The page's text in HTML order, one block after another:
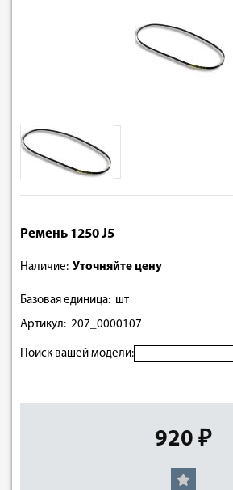
Ремень 1250 J5
Наличие: Уточняйте цену
Базовая единица: шт
Артикул: 207_0000107
Поиск вашей модели:
920 ₽